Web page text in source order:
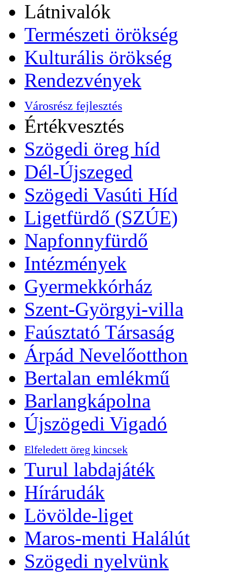
Látnivalók
Természeti örökség
Kulturális örökség
Rendezvények
Városrész fejlesztés
Értékvesztés
Szögedi öreg híd
Dél-Újszeged
Szögedi Vasúti Híd
Ligetfürdő (SZÚE)
Napfonnyfürdő
Intézmények
Gyermekkórház
Szent-Györgyi-villa
Faúsztató Társaság
Árpád Nevelőotthon
Bertalan emlékmű
Barlangkápolna
Újszögedi Vigadó
Elfeledett öreg kincsek
Turul labdajáték
Hírárudák
Lövölde-liget
Maros-menti Halálút
Szögedi nyelvünk